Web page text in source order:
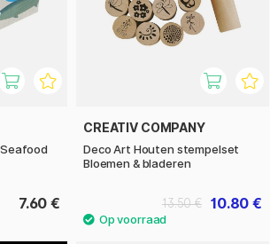
7.60 €
CREATIV COMPANY
Deco Art Houten stempelset
Bloemen & bladeren
10.80 €
13.50 €